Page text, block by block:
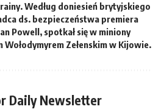
Według doniesień brytyjskiego
ds. bezpieczeństwa premiera
Powell, spotkał się w miniony
Zełenskim w Kijowie.
Daily Newsletter